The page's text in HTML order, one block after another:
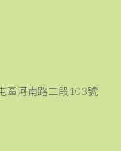
區河南路二段103號